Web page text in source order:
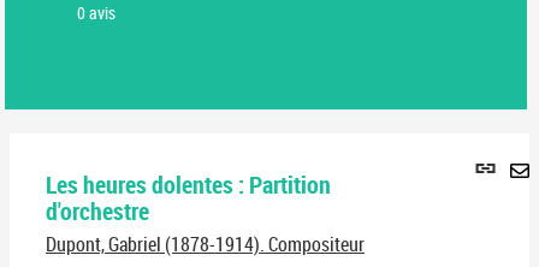
0avis
Lien
Les heures dolentes : Partition
d'orchestre
Dupont, Gabriel (1878-1914). Compositeur